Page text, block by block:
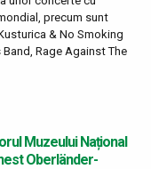
precum sunt
& No Smoking
Rage Against The
Muzeului Național
Oberländer-